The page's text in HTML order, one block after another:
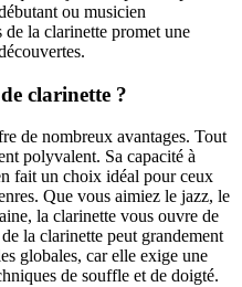
ou musicien
la clarinette promet une
clarinette ?
de nombreux avantages. Tout
polyvalent. Sa capacité à
fait un choix idéal pour ceux
Que vous aimiez le jazz, le
la clarinette vous ouvre de
la clarinette peut grandement
globales, car elle exige une
de souffle et de doigté.